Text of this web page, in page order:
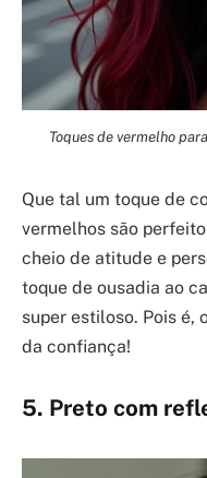
Toques de vermelho
Que tal um toque de
vermelhos são
cheio de atitude e
toque de ousadia ao
super estiloso. Pois é,
da confiança!
5. Preto com